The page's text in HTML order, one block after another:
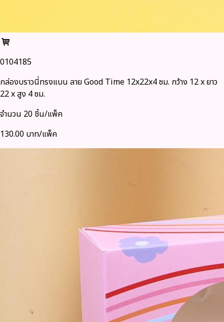
0104185
กล่องบราวนี่ทรงแบน ลาย Good Time 12x22x4 ซม. กว้าง 12 x ยาว
22 x สูง 4 ซม.
จำนวน 20 ชิ้น/แพ็ค
130.00 บาท/แพ็ค